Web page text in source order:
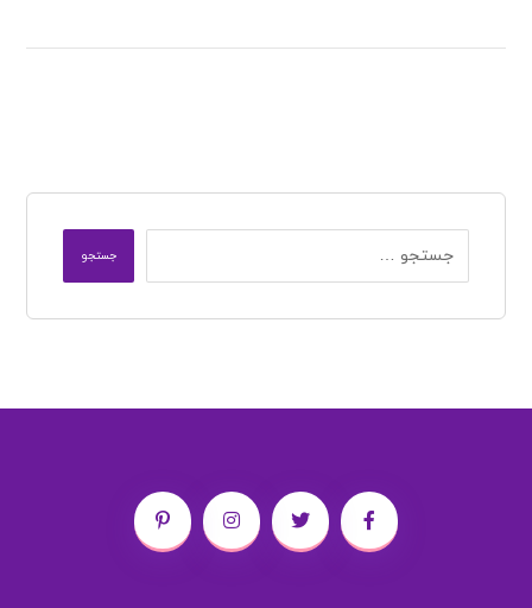
جستجو